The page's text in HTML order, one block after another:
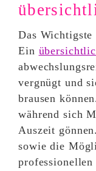
Das
Ein
vergnügt und
brausen
während sich
Auszeit
sowie die